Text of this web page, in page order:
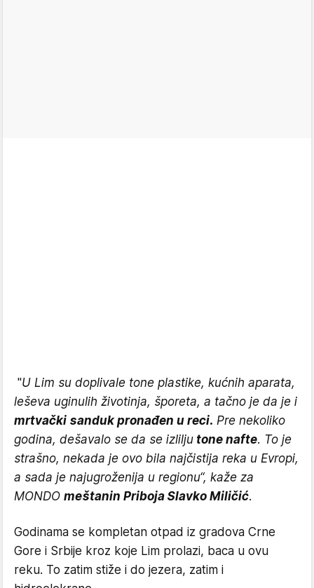
"U Lim su doplivale tone plastike, kućnih aparata,
leševa uginulih životinja, šporeta, a tačno je da je i
mrtvački sanduk pronađen u reci. Pre nekoliko
godina, dešavalo se da se izlilju tone nafte. To je
strašno, nekada je ovo bila najčistija reka u Evropi,
a sada je najugroženija u regionu“, kaže za
MONDO meštanin Priboja Slavko Miličić.
Godinama se kompletan otpad iz gradova Crne
Gore i Srbije kroz koje Lim prolazi, baca u ovu
reku. To zatim stiže i do jezera, zatim i